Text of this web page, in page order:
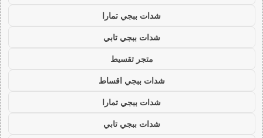
شدات ببجي تمارا
شدات ببجي تابي
متجر تقسيط
شدات ببجي اقساط
شدات ببجي تمارا
شدات ببجي تابي